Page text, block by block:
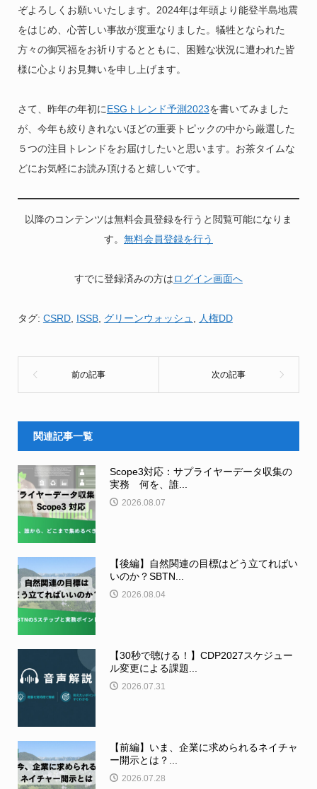
ぞよろしくお願いいたします。2024年は年頭より能登半島地震
をはじめ、心苦しい事故が度重なりました。犠牲となられた
方々の御冥福をお祈りするとともに、困難な状況に遭われた皆
様に心よりお見舞いを申し上げます。
さて、昨年の年初にESGトレンド予測2023を書いてみました
が、今年も絞りきれないほどの重要トピックの中から厳選した
５つの注目トレンドをお届けしたいと思います。お茶タイムな
どにお気軽にお読み頂けると嬉しいです。
以降のコンテンツは無料会員登録を行うと閲覧可能になりま
す。 無料会員登録を行う
すでに登録済みの方はログイン画面へ
タグ: CSRD, ISSB, グリーンウォッシュ 人権DD
関連記事一覧
Scope3対応：サプライヤーデータ収集の
実務 何を、誰...
2026.08.07
【後編】自然関連の目標はどう立てればい
いのか？SBTN...
2026.08.04
【30秒で聴ける！】CDP2027スケジュー
ル変更による課題...
2026.07.31
【前編】いま、企業に求められるネイチャ
ー開示とは？...
2026.07.28